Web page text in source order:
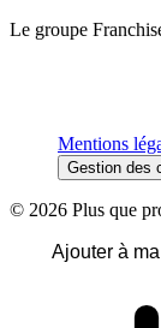
Le groupe
Mentions
Gestion des
© 2026 Plus que
Ajouter à